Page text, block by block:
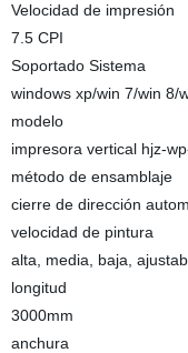
Velocidad de impresión
7.5 CPI
Soportado Sistema
windows xp/win 7/win 8/
modelo
impresora vertical hjz-
método de ensamblaje
cierre de dirección
velocidad de pintura
alta, media, baja,
longitud
3000mm
anchura